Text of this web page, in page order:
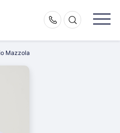
Mazzola